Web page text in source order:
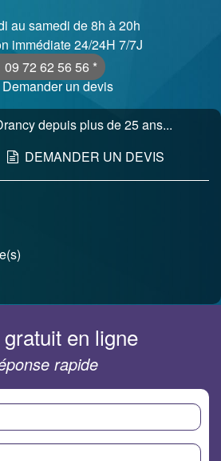
au samedi de 8h à 20h
immédiate 24/24H 7/7J
09 72 62 56 56 *
Demander un devis
depuis plus de 25 ans...
DEMANDER UN DEVIS
en ligne
rapide